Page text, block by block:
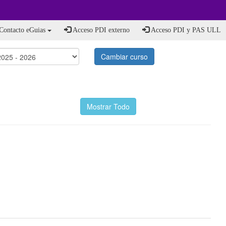
eGuias Acceso PDI externo Acceso PDI y PAS ULL
Cambiar curso
Mostrar Todo